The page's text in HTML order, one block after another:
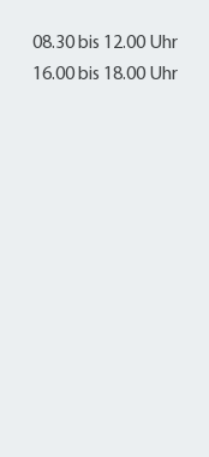
08.30 bis 12.00 Uhr
16.00 bis 18.00 Uhr